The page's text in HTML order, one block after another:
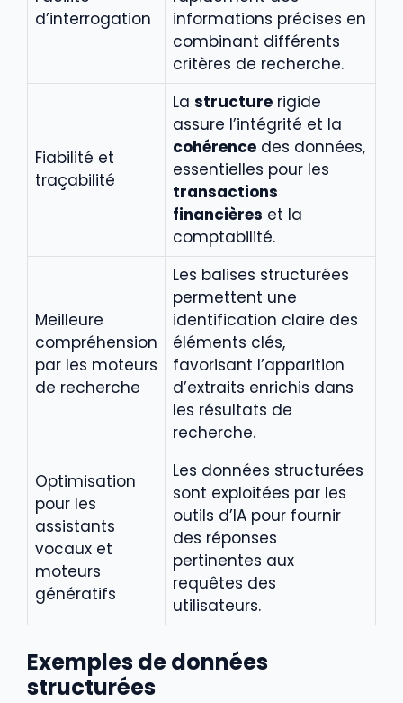
d’interrogation
informations précises en
combinant différents
critères de recherche.
Fiabilité et
traçabilité
La structure rigide
assure l’intégrité et la
cohérence des données,
essentielles pour les
transactions
financières et la
comptabilité.
Meilleure
compréhension
par les moteurs
de recherche
Les balises structurées
permettent une
identification claire des
éléments clés,
favorisant l’apparition
d’extraits enrichis dans
les résultats de
recherche.
Optimisation
pour les
assistants
vocaux et
moteurs
génératifs
Les données structurées
sont exploitées par les
outils d’IA pour fournir
des réponses
pertinentes aux
requêtes des
utilisateurs.
Exemples de données
structurées